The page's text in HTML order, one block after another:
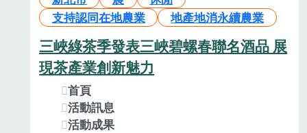
支持認同在地農業
地產地消永續農業
三峽綠茶季發表三峽碧螺春聯名酒品 展
現茶產業創新魅力
首頁
活動訊息
活動成果